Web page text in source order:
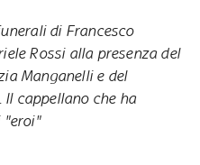
di Francesco
Rossi alla presenza del
Manganelli e del
cappellano che ha